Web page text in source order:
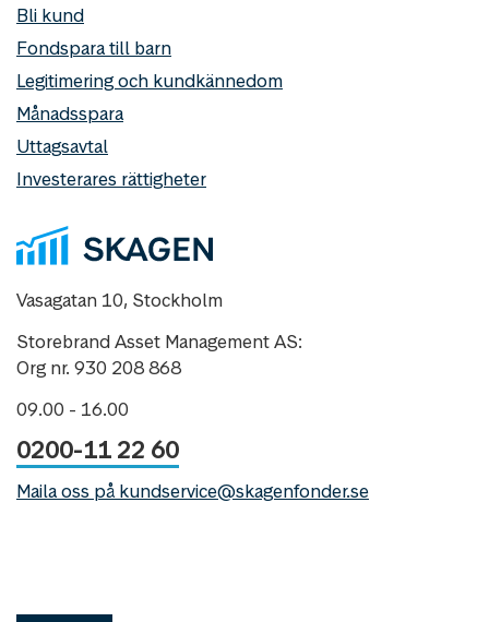
Bli kund
Fondspara till barn
Legitimering och kundkännedom
Månadsspara
Uttagsavtal
Investerares rättigheter
Vasagatan 10, Stockholm
Storebrand Asset Management AS:
Org nr. 930 208 868
09.00 - 16.00
0200-11 22 60
Maila oss på kundservice@skagenfonder.se